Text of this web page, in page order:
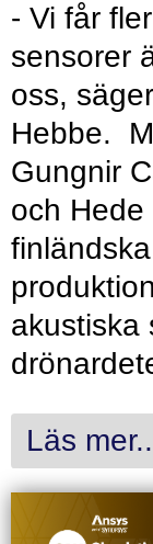
- Vi får
sensorer
oss,
Hebbe.
Gungnir
och Hede
akustiska
Läs